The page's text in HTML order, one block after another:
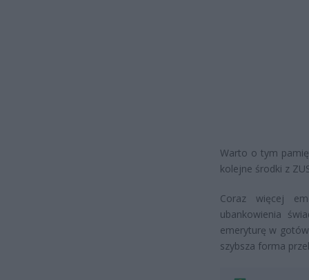
Warto o tym
kolejne środki z
Coraz więcej
ubankowienia
emeryturę w
szybsza forma